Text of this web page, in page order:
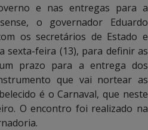
e nas entregas para a
o governador Eduardo
os secretários de Estado e
sexta-feira (13), para definir as
prazo para a entrega dos
que vai nortear as
é o Carnaval, que neste
O encontro foi realizado na